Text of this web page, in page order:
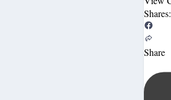
Shares:
Share